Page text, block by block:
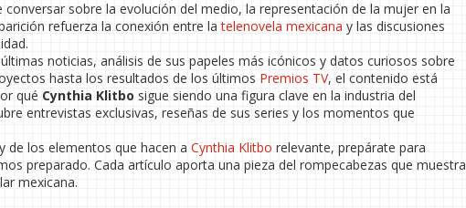
sobre la evolución del medio, la representación de la mujer en la
refuerza la conexión entre latelenovela mexicana y las discusiones
noticias, análisis de sus papeles más icónicos y datos curiosos sobre
hasta los resultados de los últimos Premios TV, el contenido está
qué Cynthia Klitbo sigue siendo una figura clave en la industria del
entrevistas exclusivas, reseñas de sus series y los momentos que
de los elementos que hacen a Cynthia Klitbo relevante, prepárate para
preparado. Cada artículo aporta una pieza del rompecabezas que muestra
mexicana.